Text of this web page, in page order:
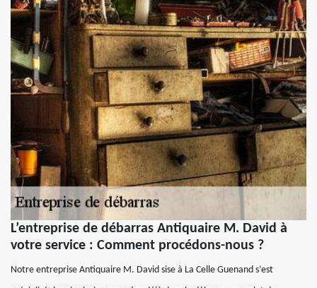
L’entreprise de débarras Antiquaire M. David à
votre service : Comment procédons-nous ?
Notre entreprise Antiquaire M. David sise à La Celle Guenand s’est